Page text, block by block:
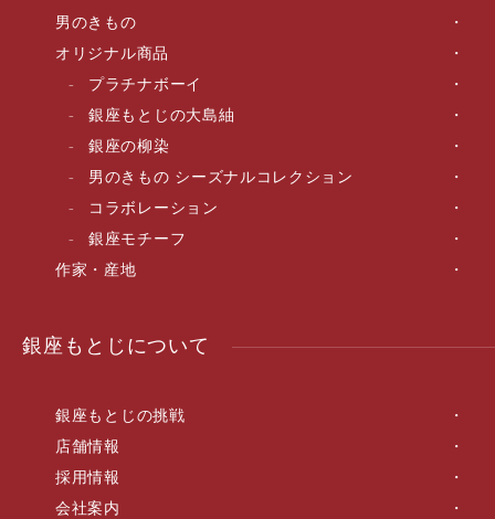
男のきもの
オリジナル商品
プラチナボーイ
銀座もとじの大島紬
銀座の柳染
男のきもの シーズナルコレクション
コラボレーション
銀座モチーフ
作家・産地
銀座もとじについて
銀座もとじの挑戦
店舗情報
採用情報
会社案内